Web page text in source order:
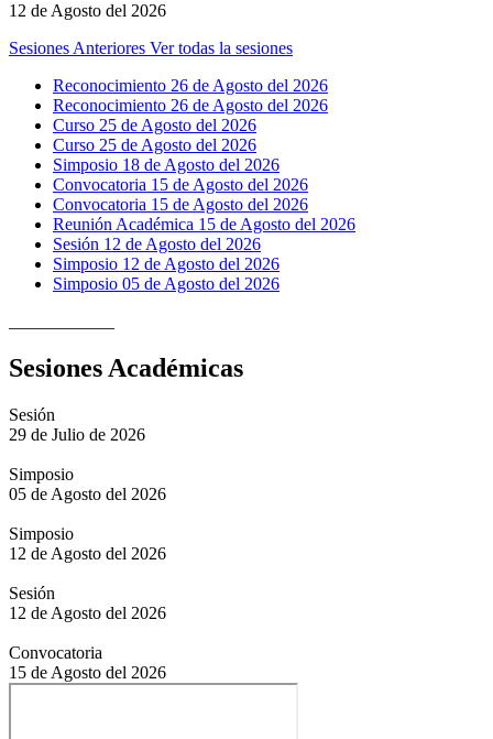
12 de Agosto del 2026
Sesiones Anteriores Ver todas la sesiones
Reconocimiento 26 de Agosto del 2026
Reconocimiento 26 de Agosto del 2026
Curso 25 de Agosto del 2026
Curso 25 de Agosto del 2026
Simposio 18 de Agosto del 2026
Convocatoria 15 de Agosto del 2026
Convocatoria 15 de Agosto del 2026
Reunión Académica 15 de Agosto del 2026
Sesión 12 de Agosto del 2026
Simposio 12 de Agosto del 2026
Simposio 05 de Agosto del 2026
Sesiones Académicas
Sesión
29 de Julio de 2026
Simposio
05 de Agosto del 2026
Simposio
12 de Agosto del 2026
Sesión
12 de Agosto del 2026
Convocatoria
15 de Agosto del 2026